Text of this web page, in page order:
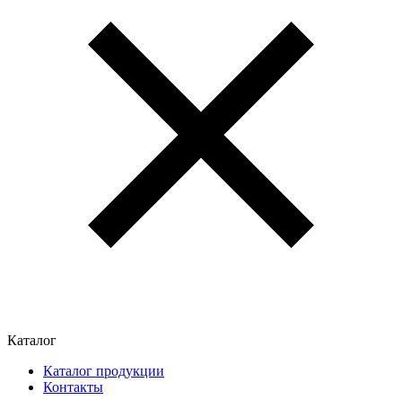
Каталог
Каталог продукции
Контакты